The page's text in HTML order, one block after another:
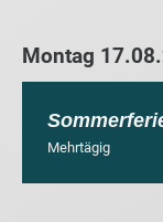
Montag
Mehrtägig